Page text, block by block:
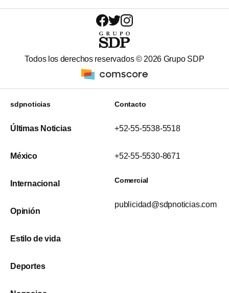
Todos los derechos reservados © 2026 Grupo SDP
sdpnoticias
Últimas Noticias
México
Internacional
Opinión
Estilo de vida
Deportes
Contacto
+52-55-5538-5518
+52-55-5530-8671
Comercial
publicidad@sdpnoticias.com